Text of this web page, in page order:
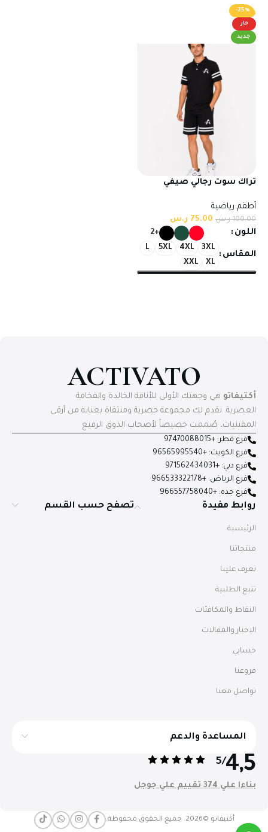
-25%
حار
جديد
تراك سوت رجالي صيفي
بخامة تركية عالية الجودة
أطقم رياضية
100.00 ر.س 75.00 ر.س
اللون +2
المقاس
3XL
4XL
5XL
L
XL
XXL
ACTIVATO
أكتيفاتو هي وجهتك الأولى للأناقة الخالدة والفخامة
العصرية. نقدم لك مجموعة حصرية ومنتقاة بعناية من أرقى
المقتنيات، صُممت خصيصاً لأصحاب الذوق الرفيع
فرع قطر: +97470088015
فرع الكويت: +96565995540
فرع دبي: +971562434031
فرع الرياض: +966533322178
فرع جده: +966557758040
روابط مفيدة
الرئيسية
منتجاتنا
تعرف علينا
تتبع الطلبية
النقاط والمكافئات
الاخبار والمقالات
حسابي
فروعنا
تواصل معنا
تصفح حسب القسم
المساعدة والدعم
4,5
/5
بناءا علي 374 تقييم علي جوجل
أكتيفاتو ©2026. جميع الحقوق محفوظة.